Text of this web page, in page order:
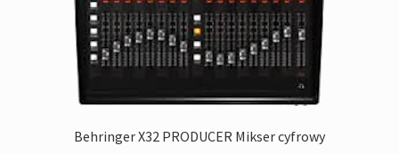
Behringer X32 PRODUCER Mikser cyfrowy